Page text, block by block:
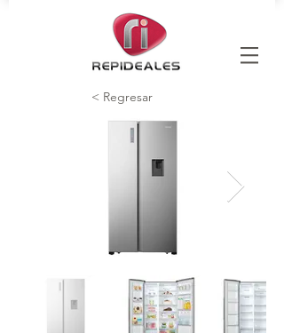
< Regresar